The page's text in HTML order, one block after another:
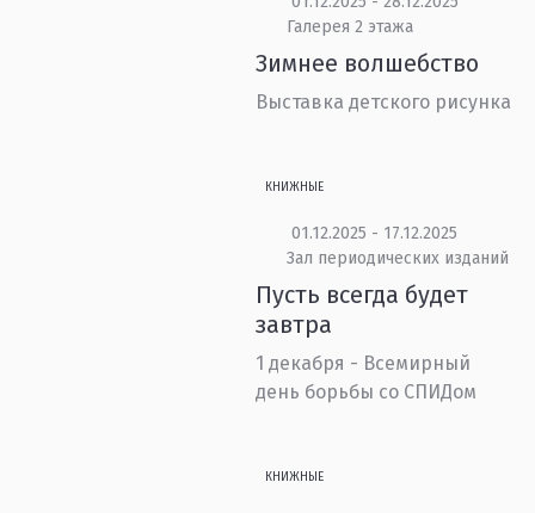
Галерея 2 этажа
Зимнее волшебство
Выставка детского рисунка
КНИЖНЫЕ
01.12.2025 - 17.12.2025
Зал периодических изданий
Пусть всегда будет
завтра
1 декабря - Всемирный
день борьбы со СПИДом
КНИЖНЫЕ